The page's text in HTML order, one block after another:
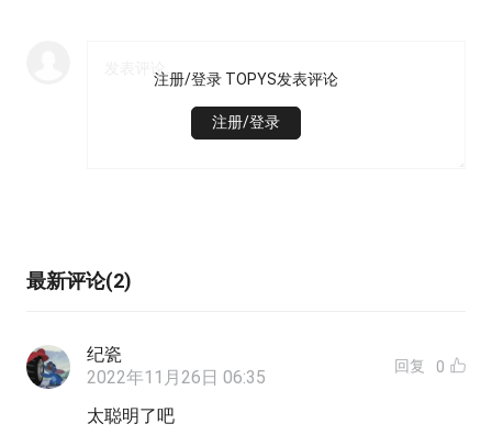
注册/登录 TOPYS发表评论
注册/登录
最新评论(2)
纪瓷
2022年11月26日 06:35
回复 0
太聪明了吧